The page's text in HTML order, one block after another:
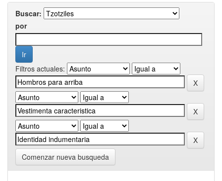
Buscar:
por
Filtros actuales:
Comenzar nueva busqueda